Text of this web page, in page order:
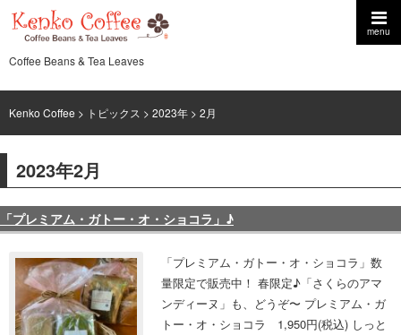
menu
Coffee Beans & Tea Leaves
Kenko Coffee > トピックス > 2023年 > 2月
2023年2月
「プレミアム・ガトー・オ・ショコラ」♪
「プレミアム・ガトー・オ・ショコラ」数
量限定で販売中！ 春限定♪「さくらのアマ
ンディーヌ」も、どうぞ〜 プレミアム・ガ
トー・オ・ショコラ 1,950円(税込) しっと